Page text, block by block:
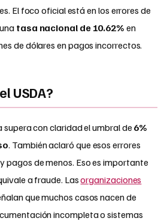
El foco oficial está en los errores de
tasa nacional de 10.62% en
de dólares en pagos incorrectos.
USDA?
supera con claridad el umbral de 6%
. También aclaró que esos errores
pagos de menos. Eso es importante
a fraude. Lasorganizaciones
que muchos casos nacen de
incompleta o sistemas